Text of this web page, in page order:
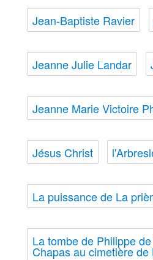
Jean-Baptiste Ravier
Jeanne Julie Landar
Jeanne Marie Victoire
Jésus Christ
La puissance de La
La tombe de Philippe
Chapas au cimetière de